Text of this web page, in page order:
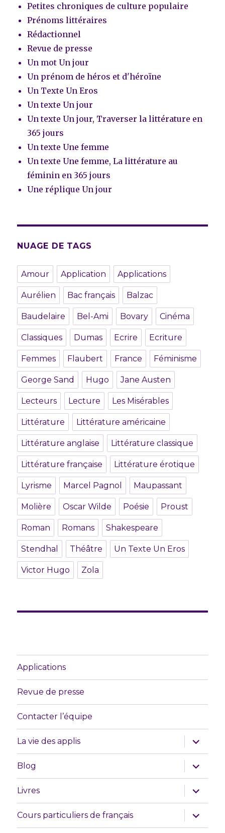
Petites chroniques de culture populaire
Prénoms littéraires
Rédactionnel
Revue de presse
Un mot Un jour
Un prénom de héros et d'héroïne
Un Texte Un Eros
Un texte Un jour
Un texte Un jour, Traverser la littérature en
365 jours
Un texte Une femme
Un texte Une femme, La littérature au
féminin en 365 jours
Une réplique Un jour
NUAGE DE TAGS
Amour Application Applications
Aurélien Bac français Balzac
Baudelaire Bel-Ami Bovary Cinéma
Classiques Dumas Ecrire Ecriture
Femmes Flaubert France Féminisme
George Sand Hugo Jane Austen
Lecteurs Lecture Les Misérables
Littérature Littérature américaine
Littérature anglaise Littérature classique
Littérature française Littérature érotique
Lyrisme Marcel Pagnol Maupassant
Molière Oscar Wilde Poésie Proust
Roman Romans Shakespeare
Stendhal Théâtre Un Texte Un Eros
Victor Hugo Zola
Applications
Revue de presse
Contacter l’équipe
La vie des applis
ouvrir
le
sous-
menu
Blog
ouvrir
le
sous-
menu
Livres
ouvrir
le
sous-
menu
Cours particuliers de français
ouvrir
le
sous-